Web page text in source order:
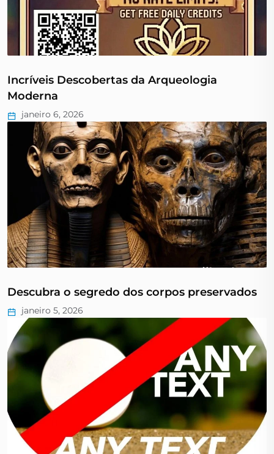
Incríveis Descobertas da Arqueologia
Moderna
janeiro 6, 2026
Descubra o segredo dos corpos preservados
janeiro 5, 2026